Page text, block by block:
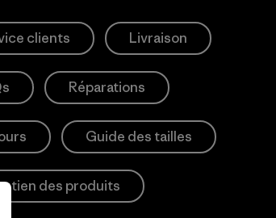
clients Livraison
Réparations
Guide des tailles
des produits